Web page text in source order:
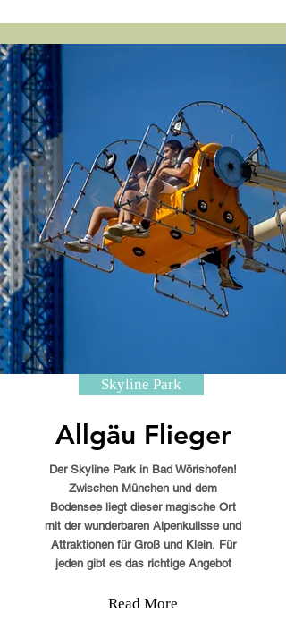
Skyline Park
Allgäu Flieger
Der Skyline Park in Bad Wörishofen!
Zwischen München und dem
Bodensee liegt dieser magische Ort
mit der wunderbaren Alpenkulisse und
Attraktionen für Groß und Klein. Für
jeden gibt es das richtige Angebot
Read More